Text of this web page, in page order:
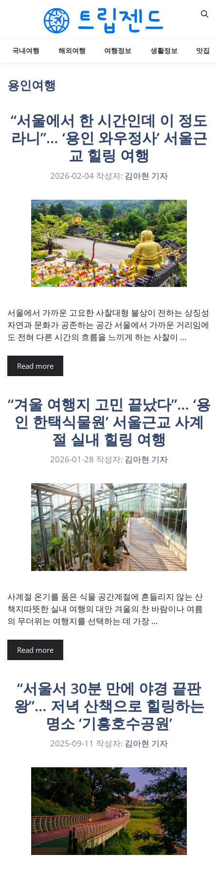
국내여행 해외여행 여행정보 생활정보 맛집
용인여행
“서울에서 한 시간인데 이 정도
라니”… ‘용인 와우정사’ 서울근
교 힐링 여행
2026-02-04 작성자: 김아현 기자
서울에서 가까운 고요한 사찰대형 불상이 전하는 상징성
자연과 문화가 공존하는 공간 서울에서 가까운 거리임에
도 전혀 다른 시간의 흐름을 느끼게 하는 사찰이 …
Read more
“겨울 여행지 고민 끝났다”… ‘용
인 한택식물원’ 서울근교 사계
절 실내 힐링 여행
2026-01-28 작성자: 김아현 기자
사계절 온기를 품은 식물 공간계절에 흔들리지 않는 산
책지따뜻한 실내 여행의 대안 겨울의 찬 바람이나 여름
의 무더위는 여행지를 선택하는 데 가장 …
Read more
“서울서 30분 만에 야경 끝판
왕”… 저녁 산책으로 힐링하는
명소 ‘기흥호수공원’
2025-09-11 작성자: 김아현 기자